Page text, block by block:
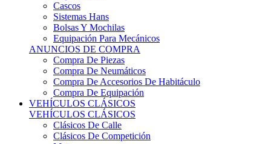
Cascos
Sistemas Hans
Bolsas Y Mochilas
Equipación Para Mecánicos
ANUNCIOS DE COMPRA
Compra De Piezas
Compra De Neumáticos
Compra De Accesorios De Habitáculo
Compra De Equipación
VEHÍCULOS CLÁSICOS
VEHÍCULOS CLÁSICOS
Clásicos De Calle
Clásicos De Competición